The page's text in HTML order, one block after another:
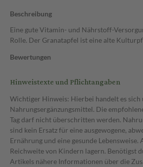
Beschreibung
Eine gute Vitamin- und Nährstoff-
Rolle. Der Granatapfel ist eine alte
Bewertungen
Hinweistexte und Pflichtangaben
Wichtiger Hinweis: Hierbei handelt es sich
Nahrungsergänzungsmittel. Die
Tag darf nicht überschritten werden.
sind kein Ersatz für eine ausgewogene,
Ernährung und eine gesunde Lebensweise.
Reichweite von Kindern lagern. Benötigst
Artikels nähere Informationen über die